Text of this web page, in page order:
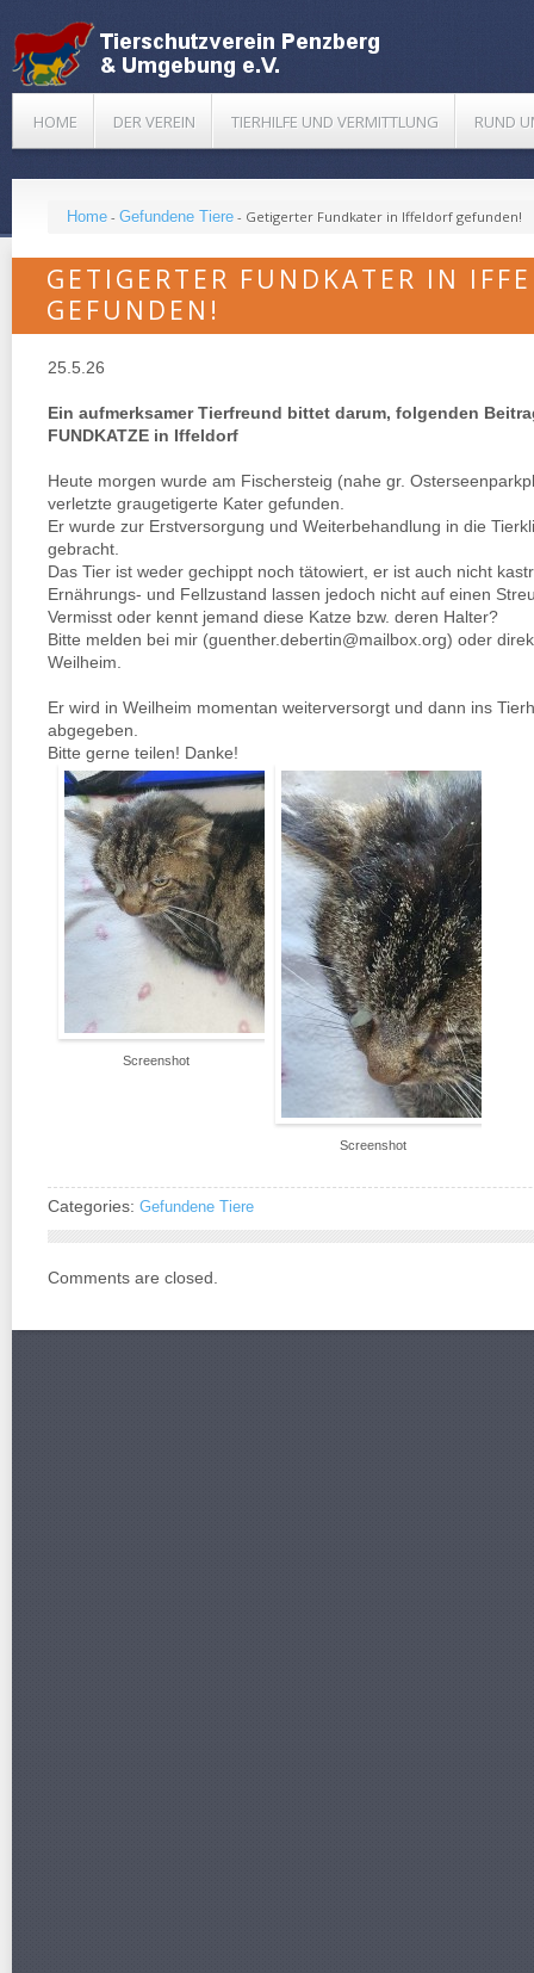
HOME DER VEREIN TIERHILFE UND VERMITTLUNG RUND
Home - Gefundene Tiere - Getigerter Fundkater in Iffeldorf gefunden!
GETIGERTER FUNDKATER IN
GEFUNDEN!
25.5.26
Ein aufmerksamer Tierfreund bittet darum, folgenden
FUNDKATZE in Iffeldorf
Heute morgen wurde am Fischersteig (nahe gr.
verletzte graugetigerte Kater gefunden.
Er wurde zur Erstversorgung und Weiterbehandlung in die
gebracht.
Das Tier ist weder gechippt noch tätowiert, er ist auch nicht
Ernährungs- und Fellzustand lassen jedoch nicht auf einen
Vermisst oder kennt jemand diese Katze bzw. deren Halter?
Bitte melden bei mir (guenther.debertin@mailbox.org) oder
Weilheim.
Er wird in Weilheim momentan weiterversorgt und dann ins
abgegeben.
Bitte gerne teilen! Danke!
Screenshot
Screenshot
Categories: Gefundene Tiere
Comments are closed.